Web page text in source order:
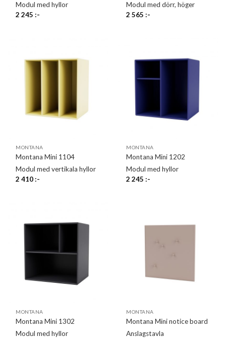
Modul med hyllor
2 245:-
Modul med dörr, höger
2 565:-
MONTANA
Montana Mini 1104
Modul med vertikala hyllor
2 410:-
MONTANA
Montana Mini 1202
Modul med hyllor
2 245:-
MONTANA
Montana Mini 1302
Modul med hyllor
MONTANA
Montana Mini notice board
Anslagstavla